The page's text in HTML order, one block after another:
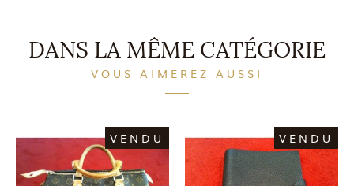
DANS LA MÊME CATÉGORIE
VOUS AIMEREZ AUSSI
VENDU VENDU